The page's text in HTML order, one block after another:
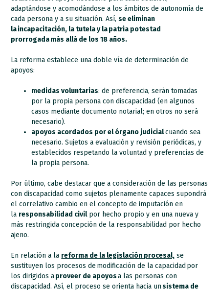
adaptándose y acomodándose a los ámbitos de autonomía de
cada persona y a su situación. Así,se eliminan
la incapacitación, la tutela y la patria potestad
prorrogada más allá de los 18 años.
La reforma establece una doble vía de determinación de
apoyos:
medidas voluntarias: de preferencia, serán tomadas
por la propia persona con discapacidad (en algunos
casos mediante documento notarial; en otros no será
necesario).
apoyos acordados por el órgano judicialcuando sea
necesario. Sujetos a evaluación y revisión periódicas, y
establecidos respetando la voluntad y preferencias de
la propia persona.
Por último, cabe destacar que a consideración de las personas
con discapacidad como sujetos plenamente capaces supondrá
el correlativo cambio en el concepto de imputación en
la responsabilidad civilpor hecho propio y en una nueva y
más restringida concepción de la responsabilidad por hecho
ajeno.
En relación a la reforma de la legislación procesal, se
sustituyen los procesos de modificación de la capacidad por
los dirigidos aproveer de apoyosa las personas con
discapacidad. Así, el proceso se orienta hacia unsistema de